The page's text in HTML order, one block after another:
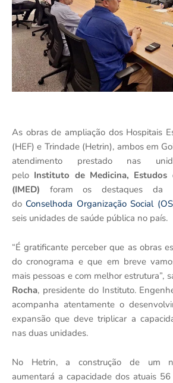
As obras de ampliação dos Hospitais
(HEF) e Trindade (Hetrin), ambos em
atendimento prestado nas
pelo Instituto de Medicina, Estudos
(IMED) foram os destaques da
do Conselhoda Organização Social
seis unidades de saúde pública no país.
“É gratificante perceber que as obras
do cronograma e que em breve
mais pessoas e com melhor estrutura”,
Rocha, presidente do Instituto.
acompanha atentamente o
expansão que deve triplicar a
nas duas unidades.
No Hetrin, a construção de um
aumentará a capacidade dos atuais